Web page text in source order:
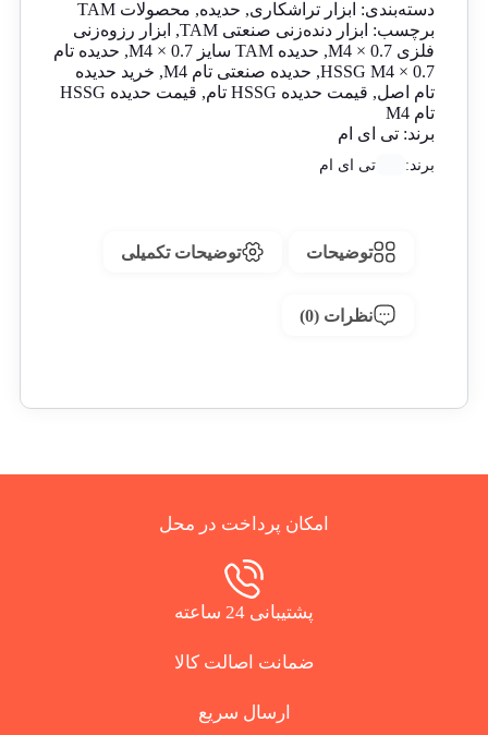
دسته‌بندی: ابزار تراشکاری, حدیده, محصولات TAM
برچسب: ابزار دنده‌زنی صنعتی TAM , ابزار رزوه‌زنی
فلزی M4 × 0.7
, حدیده TAM سایز M4 × 0.7 , حدیده تام
HSSG M4 × 0.7
, حدیده صنعتی تام M4 , خرید حدیده
تام اصل, قیمت حدیده HSSG تام ,
قیمت حدیده HSSG
تام M4
برند: تی ای ام
برند: تی ای ام
توضیحات توضیحات تکمیلی
نظرات (0)
امکان پرداخت در محل
پشتیبانی 24 ساعته
ضمانت اصالت کالا
ارسال سریع